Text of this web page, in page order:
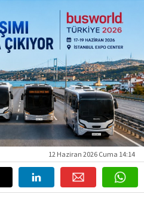
12 Haziran 2026 Cuma 14:14